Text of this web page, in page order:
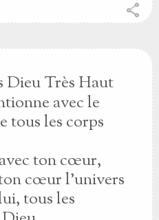
share
Dieu Très Haut
avec le
tous les corps
ton cœur,
cœur l'univers
tous les